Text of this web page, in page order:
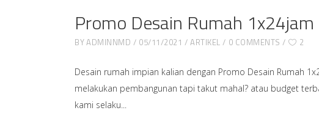
Promo Desain Rumah 1x24jam
BYADMINNMD 05/11/2021 ARTIKEL 0 COMMENTS 2
Desain rumah impian kalian dengan Promo Desain Rumah
melakukan pembangunan tapi takut mahal? atau budget
kami selaku